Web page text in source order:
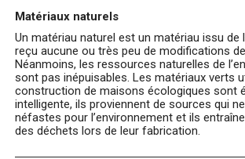
Matériaux naturels
Un matériau naturel est un matériau issu de
reçu aucune ou très peu de modifications de
Néanmoins, les ressources naturelles de
sont pas inépuisables. Les matériaux verts
construction de maisons écologiques sont
intelligente, ils proviennent de sources qui
néfastes pour l’environnement et ils
des déchets lors de leur fabrication.